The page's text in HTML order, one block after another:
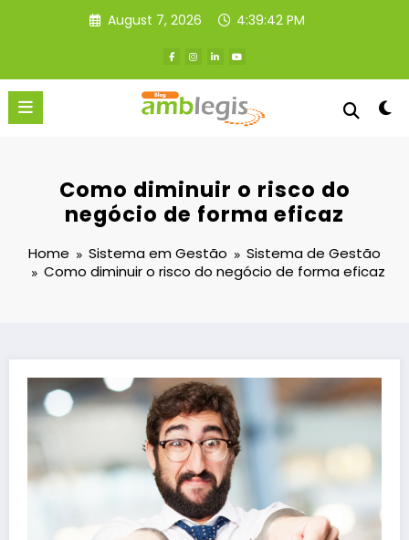
August 7, 2026 4:39:43 PM
Como diminuir o risco do
negócio de forma eficaz
Home Sistema em Gestão
Sistema de Gestão
Como diminuir o risco do negócio de forma eficaz